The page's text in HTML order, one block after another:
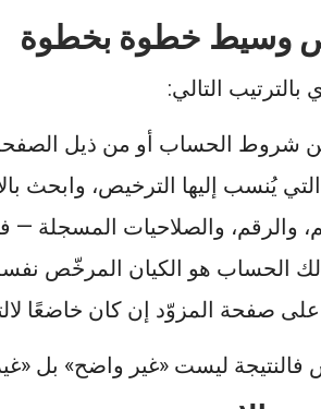
وسيط خطوة بخطوة
التالي:
شروط الحساب أو من ذيل
يُنسب إليها الترخيص، وابحث
والرقم، والصلاحيات المسجلة
لك الحساب هو الكيان المرخّص
على صفحة المزوّد إن كان خاضعًا
ليست «غير واضح» بل